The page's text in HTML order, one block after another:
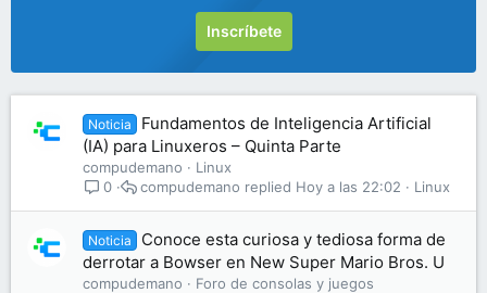
Inscríbete
Noticia
Fundamentos de Inteligencia Artificial
(IA) para Linuxeros – Quinta Parte
compudemano
Linux
0
Linux
Hoy a las 22:02
compudemano
Noticia
Conoce esta curiosa y tediosa forma de
derrotar a Bowser en New Super Mario Bros. U
compudemano
Foro de consolas y juegos